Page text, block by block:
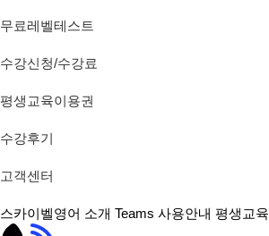
무료레벨테스트
수강신청/수강료
평생교육이용권
수강후기
고객센터
스카이벨영어 소개 Teams 사용안내 평생교